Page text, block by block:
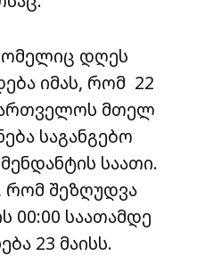
დღეს
იმას, რომ 22
მთელ
საგანგებო
საათი.
რომ შეზღუდვა
00:00 საათამდე
23 მაისს.